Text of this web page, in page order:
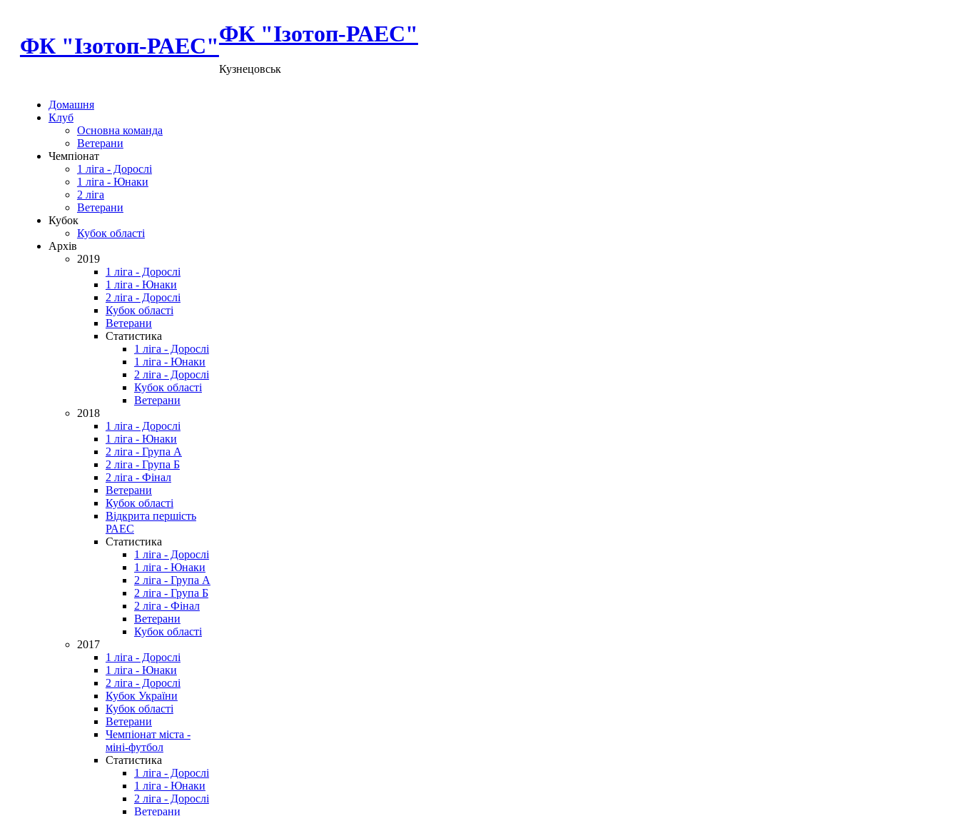
ФК "Ізотоп-РАЕС"ФК "Ізотоп-РАЕС"
Кузнецовськ
Домашня
Клуб
Основна команда
Ветерани
Чемпіонат
1 ліга - Дорослі
1 ліга - Юнаки
2 ліга
Ветерани
Кубок
Кубок області
Архів
2019
1 ліга - Дорослі
1 ліга - Юнаки
2 ліга - Дорослі
Кубок області
Ветерани
Статистика
1 ліга - Дорослі
1 ліга - Юнаки
2 ліга - Дорослі
Кубок області
Ветерани
2018
1 ліга - Дорослі
1 ліга - Юнаки
2 ліга - Група А
2 ліга - Група Б
2 ліга - Фінал
Ветерани
Кубок області
Відкрита першість
РАЕС
Статистика
1 ліга - Дорослі
1 ліга - Юнаки
2 ліга - Група А
2 ліга - Група Б
2 ліга - Фінал
Ветерани
Кубок області
2017
1 ліга - Дорослі
1 ліга - Юнаки
2 ліга - Дорослі
Кубок України
Кубок області
Ветерани
Чемпіонат міста -
міні-футбол
Статистика
1 ліга - Дорослі
1 ліга - Юнаки
2 ліга - Дорослі
Ветерани